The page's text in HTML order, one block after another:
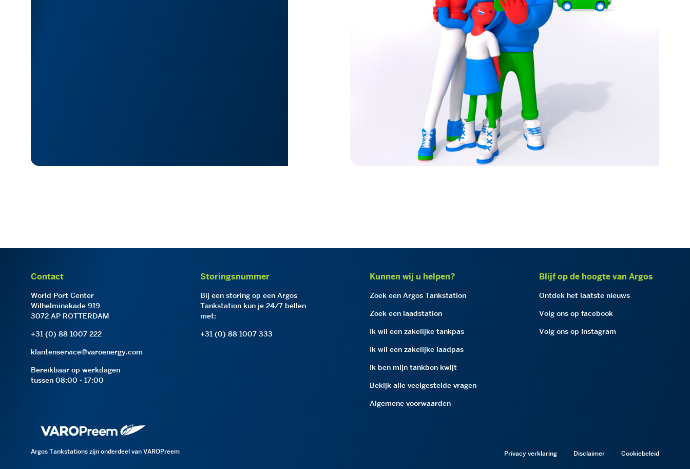
Contact
World Port Center
Wilhelminakade 919
3072 AP ROTTERDAM
+31 (0) 88 1007 222
klantenservice@varoenergy.com
Bereikbaar op werkdagen
tussen 08:00 - 17:00
Storingsnummer
Bij een storing op een Argos
Tankstation kun je 24/7 bellen
met:
+31 (0) 88 1007 333
Kunnen wij u helpen?
Zoek een Argos Tankstation
Zoek een laadstation
Ik wil een zakelijke tankpas
Ik wil een zakelijke laadpas
Ik ben mijn tankbon kwijt
Bekijk alle veelgestelde vragen
Algemene voorwaarden
Blijf op de hoogte van Argos
Ontdek het laatste nieuws
Volg ons op facebook
Volg ons op Instagram
Argos Tankstations zijn onderdeel van VAROPreem Privacy verklaring Disclaimer Cookiebeleid